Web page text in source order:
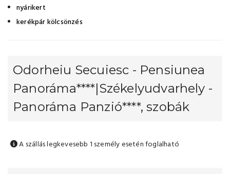
nyárikert
kerékpár kölcsönzés
Odorheiu Secuiesc - Pensiunea
Panoráma****|Székelyudvarhely -
Panoráma Panzió****, szobák
A szállás legkevesebb 1 személy esetén foglalható